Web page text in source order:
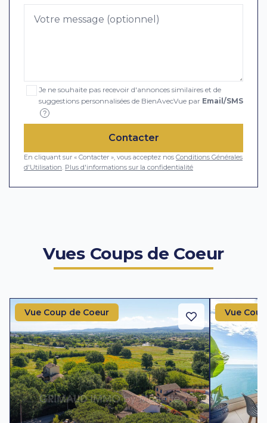
Je ne souhaite pas recevoir d'annonces similaires et de
suggestions personnalisées de BienAvecVue par Email/SMS
?
Contacter
En cliquant sur « Contacter », vous acceptez nos Conditions Générales
d'Utilisation Plus d'informations sur la confidentialité
Vues Coups de Coeur
Vue Coup de Coeur Vue